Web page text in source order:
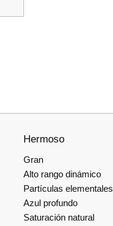
Hermoso
Gran
Alto rango dinámico
Partículas elementales
Azul profundo
Saturación natural